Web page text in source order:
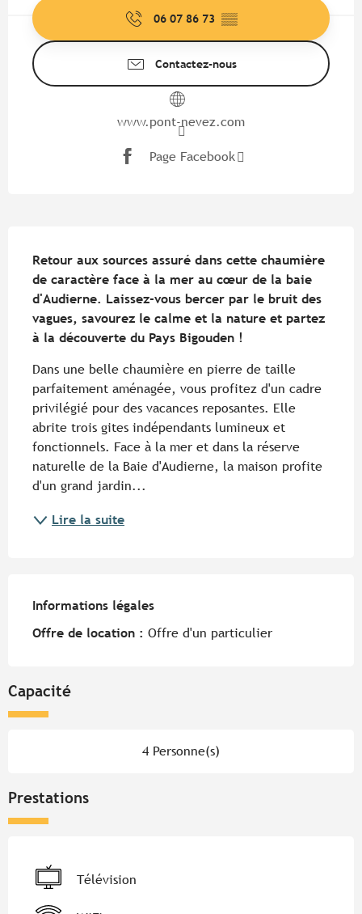
06 07 86 73 ▒▒
Contactez-nous
www.pont-nevez.com
Page Facebook
Retour aux sources assuré dans cette chaumière
de caractère face à la mer au cœur de la baie
d'Audierne. Laissez-vous bercer par le bruit des
vagues, savourez le calme et la nature et partez
à la découverte du Pays Bigouden !
Dans une belle chaumière en pierre de taille
parfaitement aménagée, vous profitez d'un cadre
privilégié pour des vacances reposantes. Elle
abrite trois gites indépendants lumineux et
fonctionnels. Face à la mer et dans la réserve
naturelle de la Baie d'Audierne, la maison profite
d'un grand jardin...
Lire la suite
Informations légales
Informations légales
Offre de location : Offre d'un particulier
Capacité
4 Personne(s)
Prestations
Télévision